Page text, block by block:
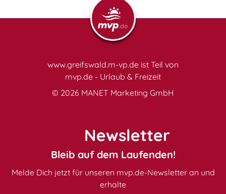
www.greifswald.m-vp.de ist Teil von
mvp.de - Urlaub & Freizeit
© 2026 MANET Marketing GmbH
Newsletter
Bleib auf dem Laufenden!
Melde Dich jetzt für unseren mvp.de-Newsletter an und
erhalte